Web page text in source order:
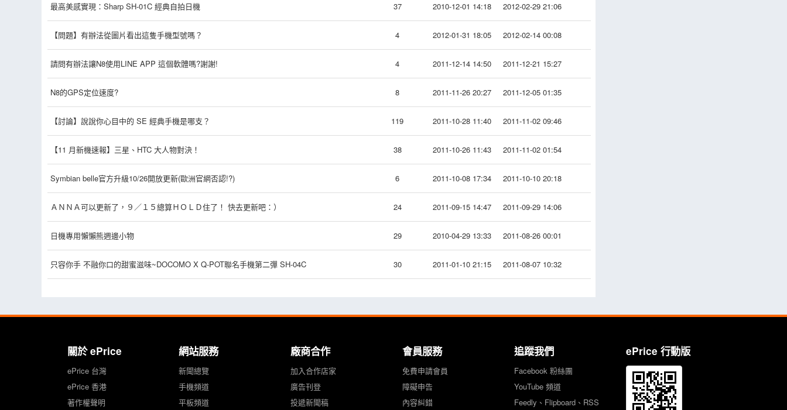
最高美感實現：Sharp SH-01C 經典自拍日機 37 2010-12-01 14:18 2012-02-29 21:06
【問題】有辦法從圖片看出這隻手機型號嗎？ 4 2012-01-31 18:05 2012-02-14 00:08
請問有辦法讓N8使用LINE APP 這個軟體嗎?謝謝! 4 2011-12-14 14:50 2011-12-21 15:27
N8的GPS定位速度? 8 2011-11-26 20:27 2011-12-05 01:35
【討論】說說你心目中的 SE 經典手機是哪支？ 119 2011-10-28 11:40 2011-11-02 09:46
【11 月新機速報】三星、HTC 大人物對決！ 38 2011-10-26 11:43 2011-11-02 01:54
Symbian belle官方升級10/26開放更新(歐洲官網否認!?) 6 2011-10-08 17:34 2011-10-10 20:18
ＡＮＮＡ可以更新了，９／１５總算ＨＯＬＤ住了！ 快去更新吧：） 24 2011-09-15 14:47 2011-09-29 14:06
日機專用懶懶熊週邊小物 29 2010-04-29 13:33 2011-08-26 00:01
只容你手 不融你口的甜蜜滋味~DOCOMO X Q-POT聯名手機第二彈 SH-04C 30 2011-01-10 21:15 2011-08-07 10:32
關於 ePrice
ePrice 台灣
ePrice 香港
著作權聲明
網站服務
新聞總覽
手機頻道
平板頻道
廠商合作
加入合作店家
廣告刊登
投遞新聞稿
會員服務
免費申請會員
障礙申告
內容糾錯
追蹤我們
Facebook 粉絲團
YouTube 頻道
Feedly、Flipboard、RSS
ePrice 行動版